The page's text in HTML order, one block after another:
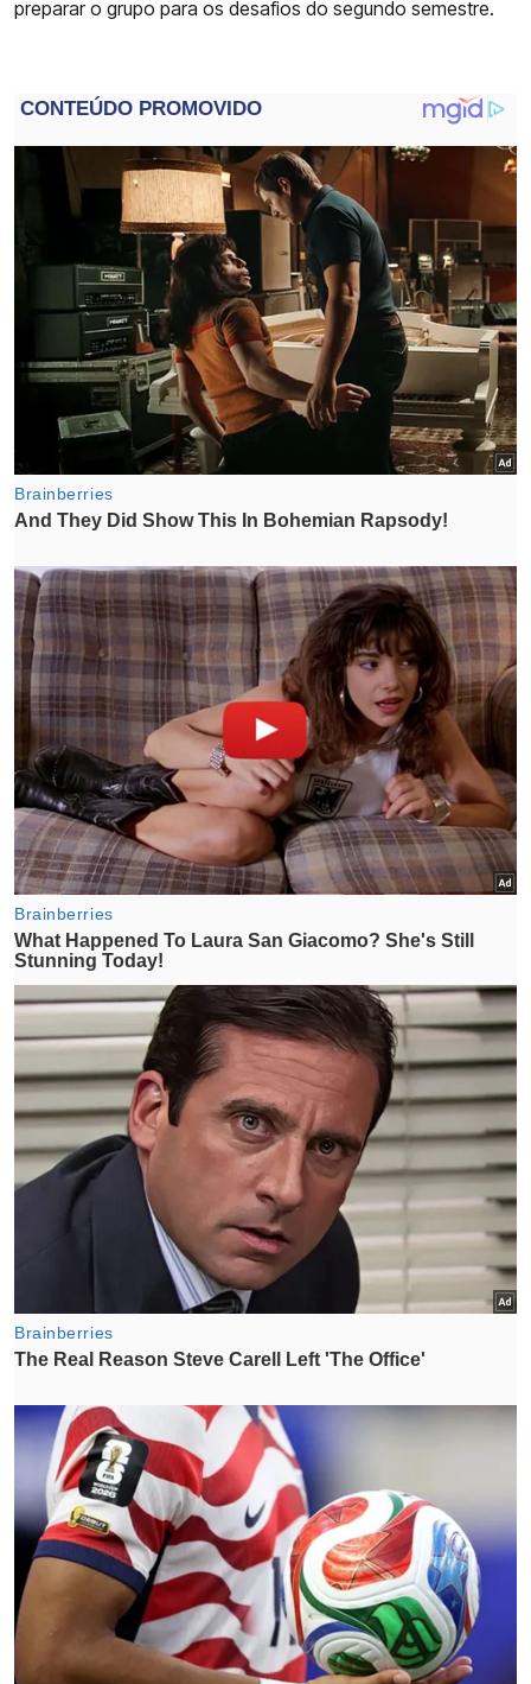
preparar o grupo para os desafios do segundo semestre.